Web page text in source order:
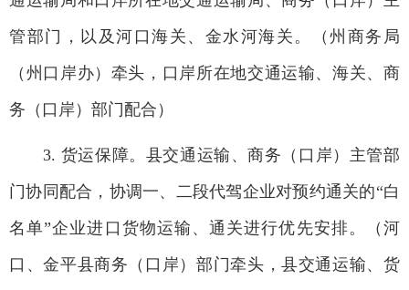
管部门，以及河口海关、金水河海关。（州商务局
（州口岸办）牵头，口岸所在地交通运输、海关、商
务（口岸）部门配合）
3. 货运保障。县交通运输、商务（口岸）主管部
门协同配合，协调一、二段代驾企业对预约通关的“白
名单”企业进口货物运输、通关进行优先安排。（河
口、金平县商务（口岸）部门牵头，县交通运输、货